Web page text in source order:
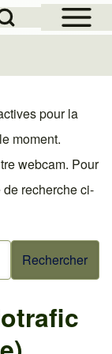
Open Sidebar
Block
pour la
moment.
webcam. Pour
recherche ci-